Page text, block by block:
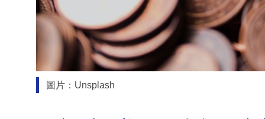
圖片：Unsplash